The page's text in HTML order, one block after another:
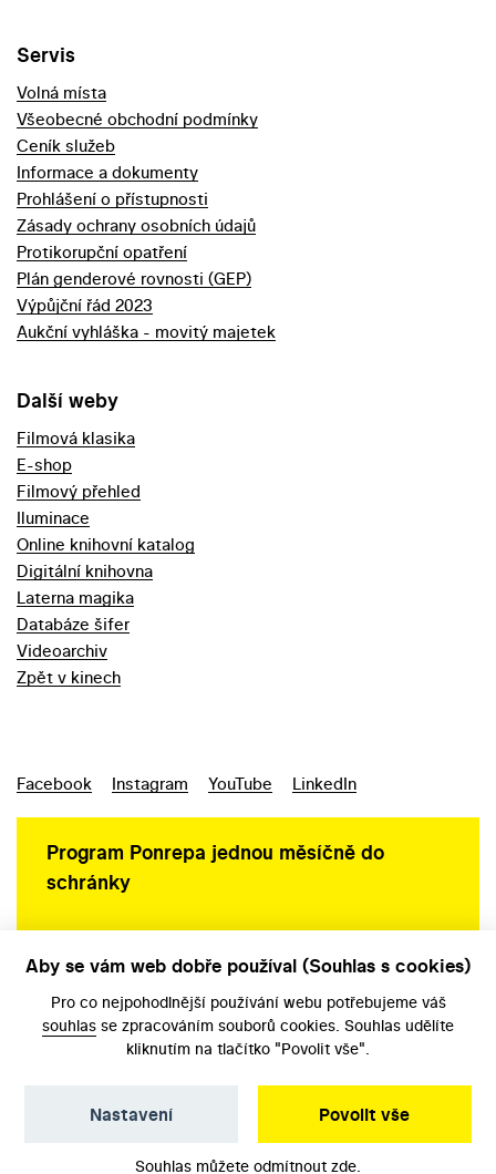
Servis
Volná místa
Všeobecné obchodní podmínky
Ceník služeb
Informace a dokumenty
Prohlášení o přístupnosti
Zásady ochrany osobních údajů
Protikorupční opatření
Plán genderové rovnosti (GEP)
Výpůjční řád 2023
Aukční vyhláška - movitý majetek
Další weby
Filmová klasika
E-shop
Filmový přehled
Iluminace
Online knihovní katalog
Digitální knihovna
Laterna magika
Databáze šifer
Videoarchiv
Zpět v kinech
Facebook Instagram YouTube LinkedIn
Program Ponrepa jednou měsíčně do
schránky
Aby se vám web dobře používal (Souhlas s cookies)
Pro co nejpohodlnější používání webu potřebujeme váš
souhlas se zpracováním souborů cookies. Souhlas udělíte
kliknutím na tlačítko "Povolit vše".
Povolit vše
Nastavení
Souhlas můžete odmítnout zde